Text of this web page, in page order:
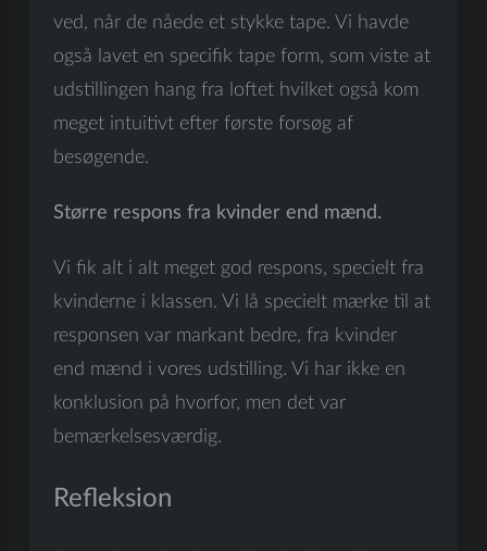
ved, når de nåede et stykke tape. Vi havde
også lavet en specifik tape form, som viste at
udstillingen hang fra loftet hvilket også kom
meget intuitivt efter første forsøg af
besøgende.
Større respons fra kvinder end mænd.
Vi fik alt i alt meget god respons, specielt fra
kvinderne i klassen. Vi lå specielt mærke til at
responsen var markant bedre, fra kvinder
end mænd i vores udstilling. Vi har ikke en
konklusion på hvorfor, men det var
bemærkelsesværdig.
Refleksion